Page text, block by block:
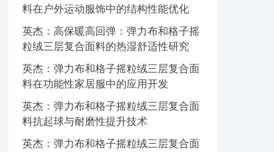
料在户外运动服饰中的结构性能优化
英杰：高保暖高回弹：弹力布和格子摇
粒绒三层复合面料的热湿舒适性研究
英杰：弹力布和格子摇粒绒三层复合面
料在功能性家居服中的应用开发
英杰：弹力布和格子摇粒绒三层复合面
料抗起球与耐磨性提升技术
英杰：弹力布和格子摇粒绒三层复合面